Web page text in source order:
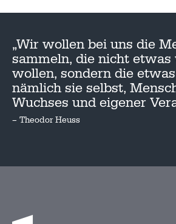
„Wir wollen bei uns die
sammeln, die nicht etwas
wollen, sondern die
nämlich sie selbst,
Wuchses und eigener
– Theodor Heuss